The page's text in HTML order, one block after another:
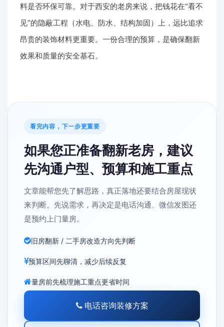
料是否环保可靠。对于西安的老房来说，把钱花在“看不
见”的隐蔽工程（水电、防水、结构加固）上，远比追求
昂贵的装饰材料更重要。一份合理的预算，是确保翻新
效果和质量的安全基石。
看完内容，下一步更重要
如果您正准备翻新老房，建议
先沟通户型、预算和施工重点
文章能帮您先了解思路，真正落地还要结合房屋现状
来判断。先说需求，再决定是电话沟通、微信发图还
是预约上门量房。
旧房翻新 / 二手房改造方向先判断
预算区间先聊清，减少后续反复
量房前先梳理施工重点更省时间
电话咨询装修方案